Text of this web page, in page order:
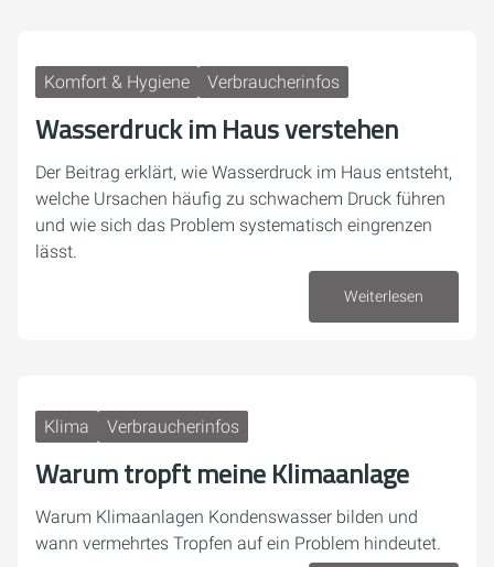
Komfort & Hygiene Verbraucherinfos
Wasserdruck im Haus verstehen
Der Beitrag erklärt, wie Wasserdruck im Haus entsteht,
welche Ursachen häufig zu schwachem Druck führen
und wie sich das Problem systematisch eingrenzen
lässt.
Weiterlesen
Klima Verbraucherinfos
Warum tropft meine Klimaanlage
Warum Klimaanlagen Kondenswasser bilden und
wann vermehrtes Tropfen auf ein Problem hindeutet.